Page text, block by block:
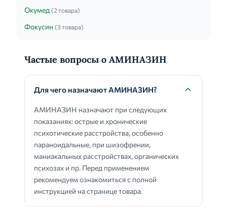
Окумед (2 товара)
Фокусин (3 товара)
Частые вопросы о АМИНАЗИН
Для чего назначают АМИНАЗИН?
АМИНАЗИН назначают при следующих
показаниях: острые и хронические
психотические расстройства, особенно
параноидальные, при шизофрении,
маниакальных расстройствах, органических
психозах и пр. Перед применением
рекомендуем ознакомиться с полной
инструкцией на странице товара.